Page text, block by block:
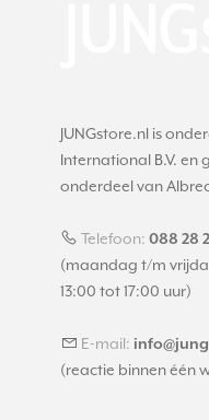
JUNGstore.nl is
International B.V. en
onderdeel van
Telefoon: 088 28
(maandag t/m
13:00 tot 17:00 uur)
E-mail:
(reactie binnen één